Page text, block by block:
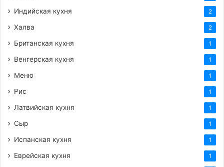
Индийская кухня 2
Халва 2
Британская кухня 1
Венгерская кухня 1
Меню 1
Рис 1
Латвийская кухня 1
Сыр 1
Испанская кухня 1
Еврейская кухня 1